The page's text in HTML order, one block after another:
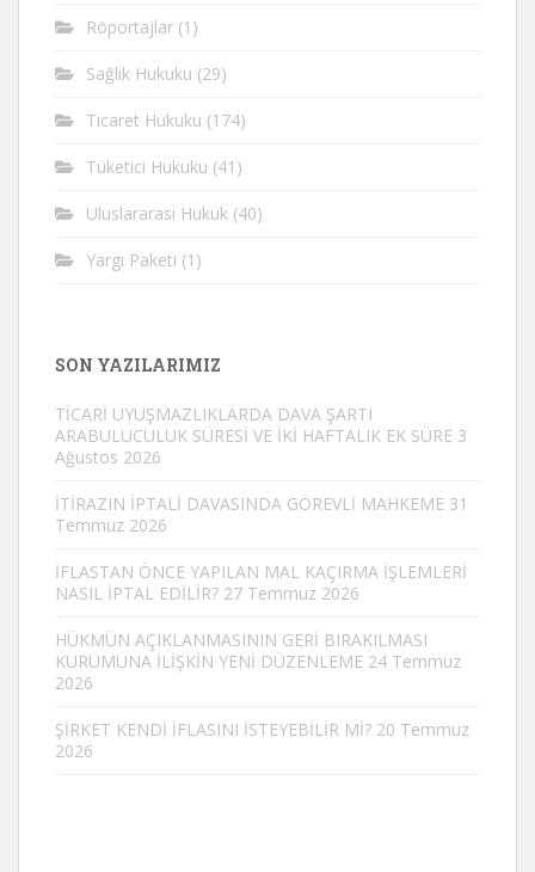
Röportajlar (1)
Sağlık Hukuku (29)
Ticaret Hukuku (174)
Tüketici Hukuku (41)
Uluslararası Hukuk (40)
Yargı Paketi (1)
SON YAZILARIMIZ
TİCARİ UYUŞMAZLIKLARDA DAVA ŞARTI
ARABULUCULUK SÜRESİ VE İKİ HAFTALIK EK SÜRE 3
Ağustos 2026
İTİRAZIN İPTALİ DAVASINDA GÖREVLİ MAHKEME 31
Temmuz 2026
İFLASTAN ÖNCE YAPILAN MAL KAÇIRMA İŞLEMLERİ
NASIL İPTAL EDİLİR? 27 Temmuz 2026
HÜKMÜN AÇIKLANMASININ GERİ BIRAKILMASI
KURUMUNA İLİŞKİN YENİ DÜZENLEME 24 Temmuz
2026
ŞİRKET KENDİ İFLASINI İSTEYEBİLİR Mİ? 20 Temmuz
2026